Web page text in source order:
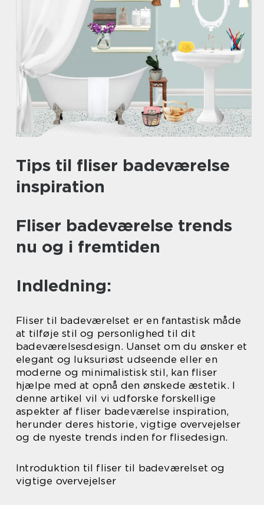
Tips til fliser badeværelse
inspiration
Fliser badeværelse trends
nu og i fremtiden
Indledning:
Fliser til badeværelset er en fantastisk måde
at tilføje stil og personlighed til dit
badeværelsesdesign. Uanset om du ønsker et
elegant og luksuriøst udseende eller en
moderne og minimalistisk stil, kan fliser
hjælpe med at opnå den ønskede æstetik. I
denne artikel vil vi udforske forskellige
aspekter af fliser badeværelse inspiration,
herunder deres historie, vigtige overvejelser
og de nyeste trends inden for flisedesign.
Introduktion til fliser til badeværelset og
vigtige overvejelser